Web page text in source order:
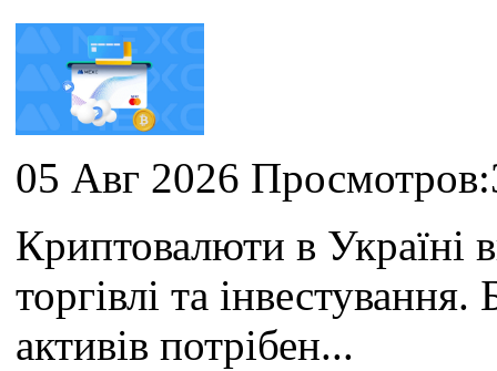
05 Авг 2026
Криптовалюти в Україні
торгівлі та
активів потрібен...